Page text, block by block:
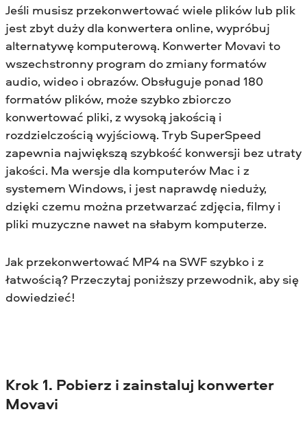
Jeśli musisz przekonwertować wiele plików lub plik
jest zbyt duży dla konwertera online, wypróbuj
alternatywę komputerową. Konwerter Movavi to
wszechstronny program do zmiany formatów
audio, wideo i obrazów. Obsługuje ponad 180
formatów plików, może szybko zbiorczo
konwertować pliki, z wysoką jakością i
rozdzielczością wyjściową. Tryb SuperSpeed
zapewnia największą szybkość konwersji bez utraty
jakości. Ma wersje dla komputerów Mac i z
systemem Windows, i jest naprawdę nieduży,
dzięki czemu można przetwarzać zdjęcia, filmy i
pliki muzyczne nawet na słabym komputerze.
Jak przekonwertować MP4 na SWF szybko i z
łatwością? Przeczytaj poniższy przewodnik, aby się
dowiedzieć!
Krok 1. Pobierz i zainstaluj konwerter
Movavi